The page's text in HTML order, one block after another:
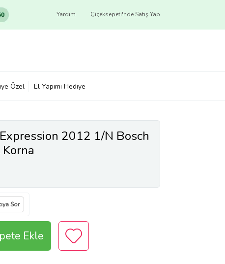
Çiçeksepeti'nde Satış Yap
Yardım
Özel El Yapımı Hediye
2012 1/N Bosch
Sor
Ekle